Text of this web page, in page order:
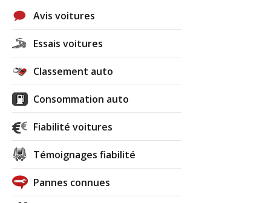
Avis voitures
Essais voitures
Classement auto
Consommation auto
Fiabilité voitures
Témoignages fiabilité
Pannes connues